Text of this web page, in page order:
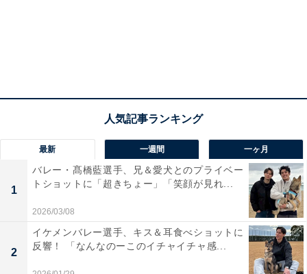
最新 一週間 一ヶ月
1
バレー・髙橋藍選手、兄＆愛犬とのプライベー
トショットに「超きちょー」「笑顔が見れ...
2026/03/08
2
イケメンバレー選手、キス＆耳食べショットに
反響！ 「なんなのーこのイチャイチャ感...